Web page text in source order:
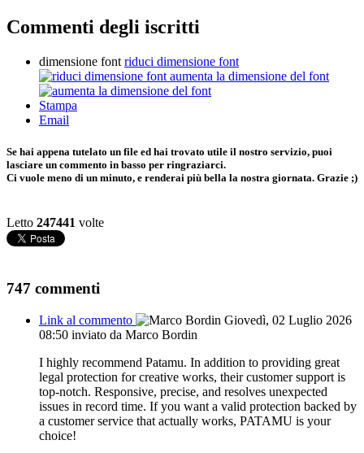
Commenti degli iscritti
dimensione font riduci dimensione font
aumenta la dimensione del font
Stampa
Email
Se hai appena tutelato un file ed hai trovato utile il nostro servizio, puoi
lasciare un commento in basso per ringraziarci.
Ci vuole meno di un minuto, e renderai più bella la nostra giornata. Grazie ;)
Letto 247441 volte
747 commenti
Link al commento
Giovedì, 02 Luglio 2026
08:50 inviato da Marco Bordin
I highly recommend Patamu. In addition to providing great
legal protection for creative works, their customer support is
top-notch. Responsive, precise, and resolves unexpected
issues in record time. If you want a valid protection backed by
a customer service that actually works, PATAMU is your
choice!